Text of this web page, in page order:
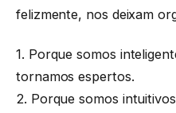
felizmente, nos deixam
1. Porque somos
tornamos espertos.
2. Porque somos